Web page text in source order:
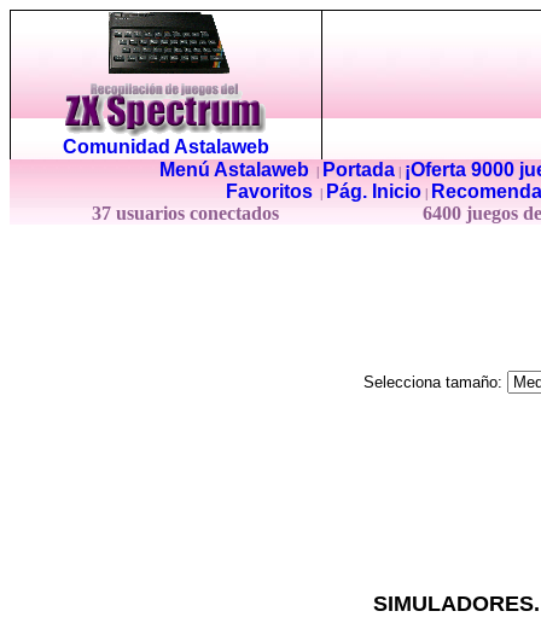
Comunidad Astalaweb
Menú Astalaweb| Portada|
¡Oferta 9000
Favoritos
Pág. Inicio
37 usuarios conectados
6400 juegos
Selecciona tamaño: